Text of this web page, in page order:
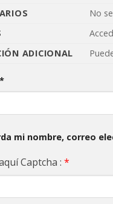
No
ADICIONAL
*
mi nombre, correo
Captcha : *